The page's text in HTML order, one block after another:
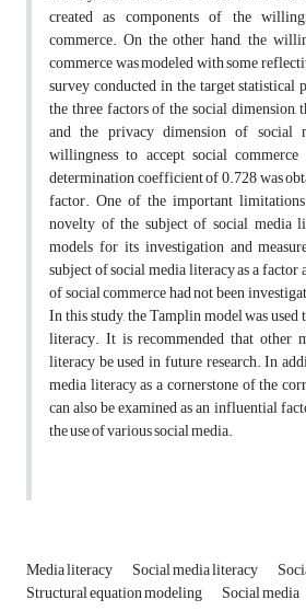
created as components of the
commerce. On the other hand, the
commerce was modeled with some
survey conducted in the target statistical
the three factors of the social dimension,
and the privacy dimension of social
willingness to accept social
determination coefficient of 0.728 was
factor. One of the important
novelty of the subject of social media
models for its investigation and
subject of social media literacy as a factor
of social commerce had not been
In this study, the Tamplin model was
literacy. It is recommended that other
literacy be used in future research. In
media literacy as a cornerstone of the
can also be examined as an influential
the use of various social media.
Media literacy Social media literacy
Structural equation modeling Social media